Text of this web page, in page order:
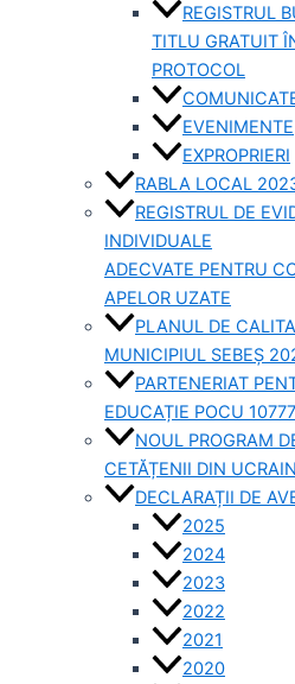
REGISTRUL
TITLU GRATUIT
PROTOCOL
EVENIMENTE
EXPROPRIERI
RABLA LOCAL
REGISTRUL DE
INDIVIDUALE
ADECVATE PENTRU
APELOR UZATE
PLANUL DE
MUNICIPIUL SEBEȘ
PARTENERIAT
EDUCAȚIE POCU
NOUL PROGRAM
CETĂȚENII DIN
DECLARAȚII DE
2025
2024
2023
2022
2021
2020